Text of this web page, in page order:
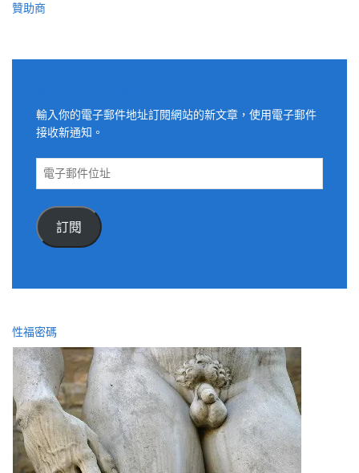
贊助商
輸入你的電子郵件地址訂閱網站的新文章，使用電子郵件
接收新通知。
電
件
位
訂閱
性福密碼